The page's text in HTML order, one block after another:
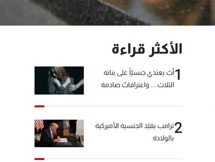
الأكثر قراءة
1أبٌ يعتدي جنسيّاً على بناته
الثلاث… واعترافاتٌ صادمة
2ترامب يقيّد الجنسية الأميركية
بالولادة